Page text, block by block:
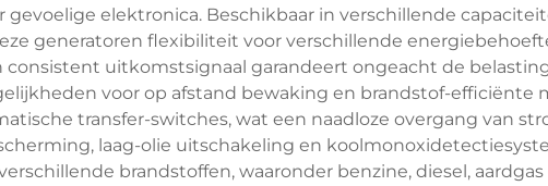
elektronica. Beschikbaar in verschillende
generatoren flexibiliteit voor verschillende
uitkomstsignaal garandeert ongeacht de
voor op afstand bewaking en brandstof-efficiënte
transfer-switches, wat een naadloze overgang van
laag-olie uitschakeling en
brandstoffen, waaronder benzine, diesel,